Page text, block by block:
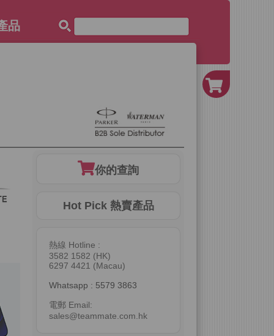
品
你的查詢
Hot Pick 熱賣產品
熱線 Hotline :
3582 1582 (HK)
6297 4421 (Macau)
Whatsapp : 5579 3863
電郵 Email:
sales@teammate.com.hk